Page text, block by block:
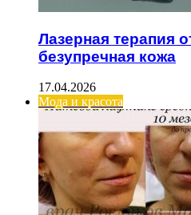
Лазерная терапия
безупречная кожа
17.04.2026
Мода и красота